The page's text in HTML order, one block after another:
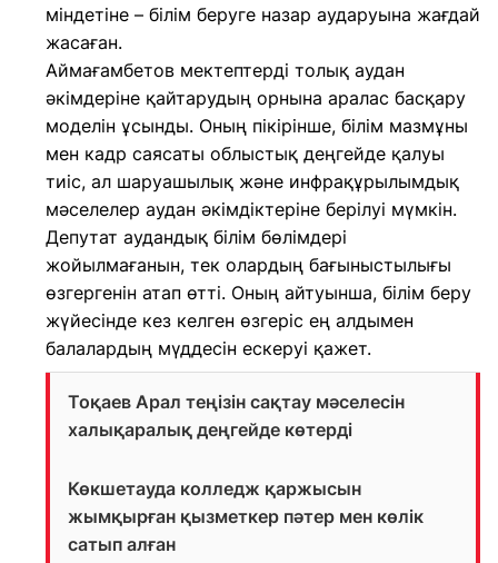
міндетіне – білім беруге назар аударуына жағдай
жасаған.
Аймағамбетов мектептерді толық аудан
әкімдеріне қайтарудың орнына аралас басқару
моделін ұсынды. Оның пікірінше, білім мазмұны
мен кадр саясаты облыстық деңгейде қалуы
тиіс, ал шаруашылық және инфрақұрылымдық
мәселелер аудан әкімдіктеріне берілуі мүмкін.
Депутат аудандық білім бөлімдері
жойылмағанын, тек олардың бағыныстылығы
өзгергенін атап өтті. Оның айтуынша, білім беру
жүйесінде кез келген өзгеріс ең алдымен
балалардың мүддесін ескеруі қажет.
Тоқаев Арал теңізін сақтау мәселесін
халықаралық деңгейде көтерді
Көкшетауда колледж қаржысын
жымқырған қызметкер пәтер мен көлік
сатып алған